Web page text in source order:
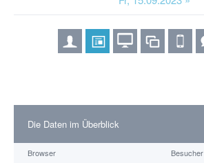
Die Daten im Überblick
Browser Besucher